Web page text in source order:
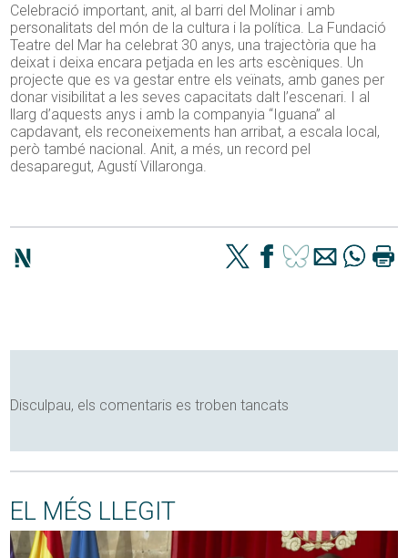
Celebració important, anit, al barri del Molinar i amb
personalitats del món de la cultura i la política. La Fundació
Teatre del Mar ha celebrat 30 anys, una trajectòria que ha
deixat i deixa encara petjada en les arts escèniques. Un
projecte que es va gestar entre els veïnats, amb ganes per
donar visibilitat a les seves capacitats dalt l’escenari. I al
llarg d’aquests anys i amb la companyia “Iguana” al
capdavant, els reconeixements han arribat, a escala local,
però també nacional. Anit, a més, un record pel
desaparegut, Agustí Villaronga.
Disculpau, els comentaris es troben tancats
EL MÉS LLEGIT